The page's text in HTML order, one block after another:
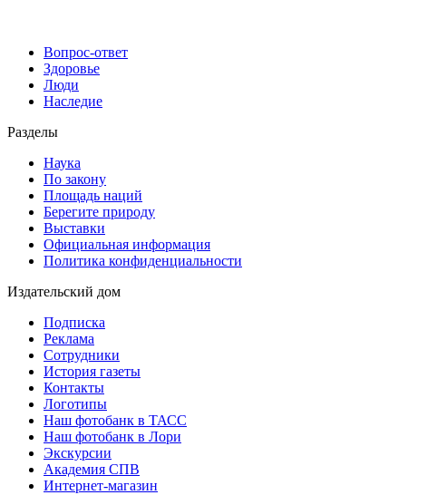
Вопрос-ответ
Здоровье
Люди
Наследие
Разделы
Наука
По закону
Площадь наций
Берегите природу
Выставки
Официальная информация
Политика конфиденциальности
Издательский дом
Подписка
Реклама
Сотрудники
История газеты
Контакты
Логотипы
Наш фотобанк в ТАСС
Наш фотобанк в Лори
Экскурсии
Академия СПВ
Интернет-магазин